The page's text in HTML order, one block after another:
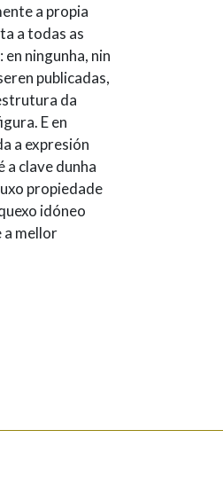
a propia
a todas as
ningunha, nin
publicadas,
da
E en
a expresión
a clave dunha
propiedade
idóneo
a mellor